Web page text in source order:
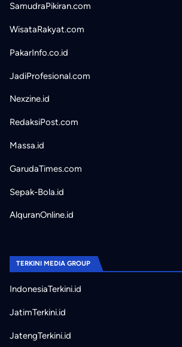
SamudraPikiran.com
WisataRakyat.com
PakarInfo.co.id
JadiProfesional.com
Nexzine.id
RedaksiPost.com
Massa.id
GarudaTimes.com
Sepak-Bola.id
AlquranOnline.id
TERKINI MEDIA GROUP
IndonesiaTerkini.id
JatimTerkini.id
JatengTerkini.id